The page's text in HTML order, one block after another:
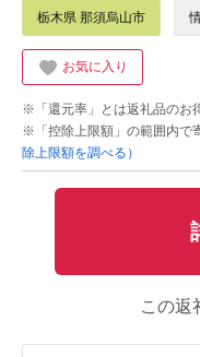
栃木県 那須烏山市
お気に入り
※「還元率」とは返礼品のお
※「控除上限額」の範囲内で
除上限額を調べる）
この返